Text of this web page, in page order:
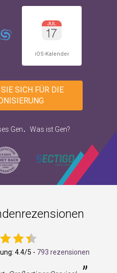
iOS-Kalender
SICH FÜR DIE
Gen. Was ist Gen?
4.4/5 - 793 rezensionen